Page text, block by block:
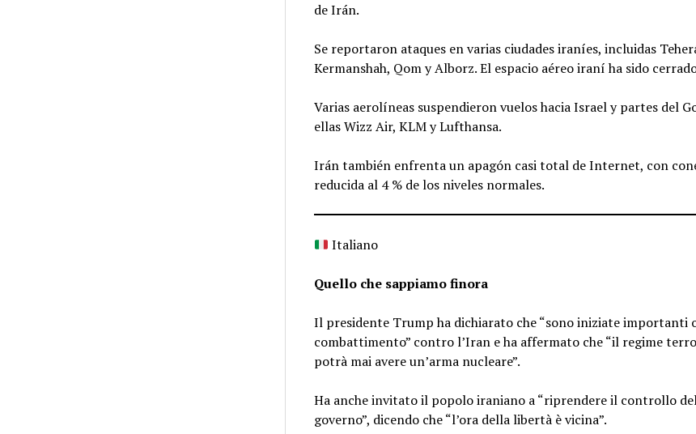
de Irán.
Se reportaron ataques en varias ciudades iraníes, incluidas
Kermanshah, Qom y Alborz. El espacio aéreo iraní ha sido
Varias aerolíneas suspendieron vuelos hacia Israel y partes del
ellas Wizz Air, KLM y Lufthansa.
Irán también enfrenta un apagón casi total de Internet, con
reducida al 4 % de los niveles normales.
Italiano
Quello che sappiamo finora
Il presidente Trump ha dichiarato che “sono iniziate importanti
combattimento” contro l’Iran e ha affermato che “il regime
potrà mai avere un’arma nucleare”.
Ha anche invitato il popolo iraniano a “riprendere il controllo
governo”, dicendo che “l’ora della libertà è vicina”.